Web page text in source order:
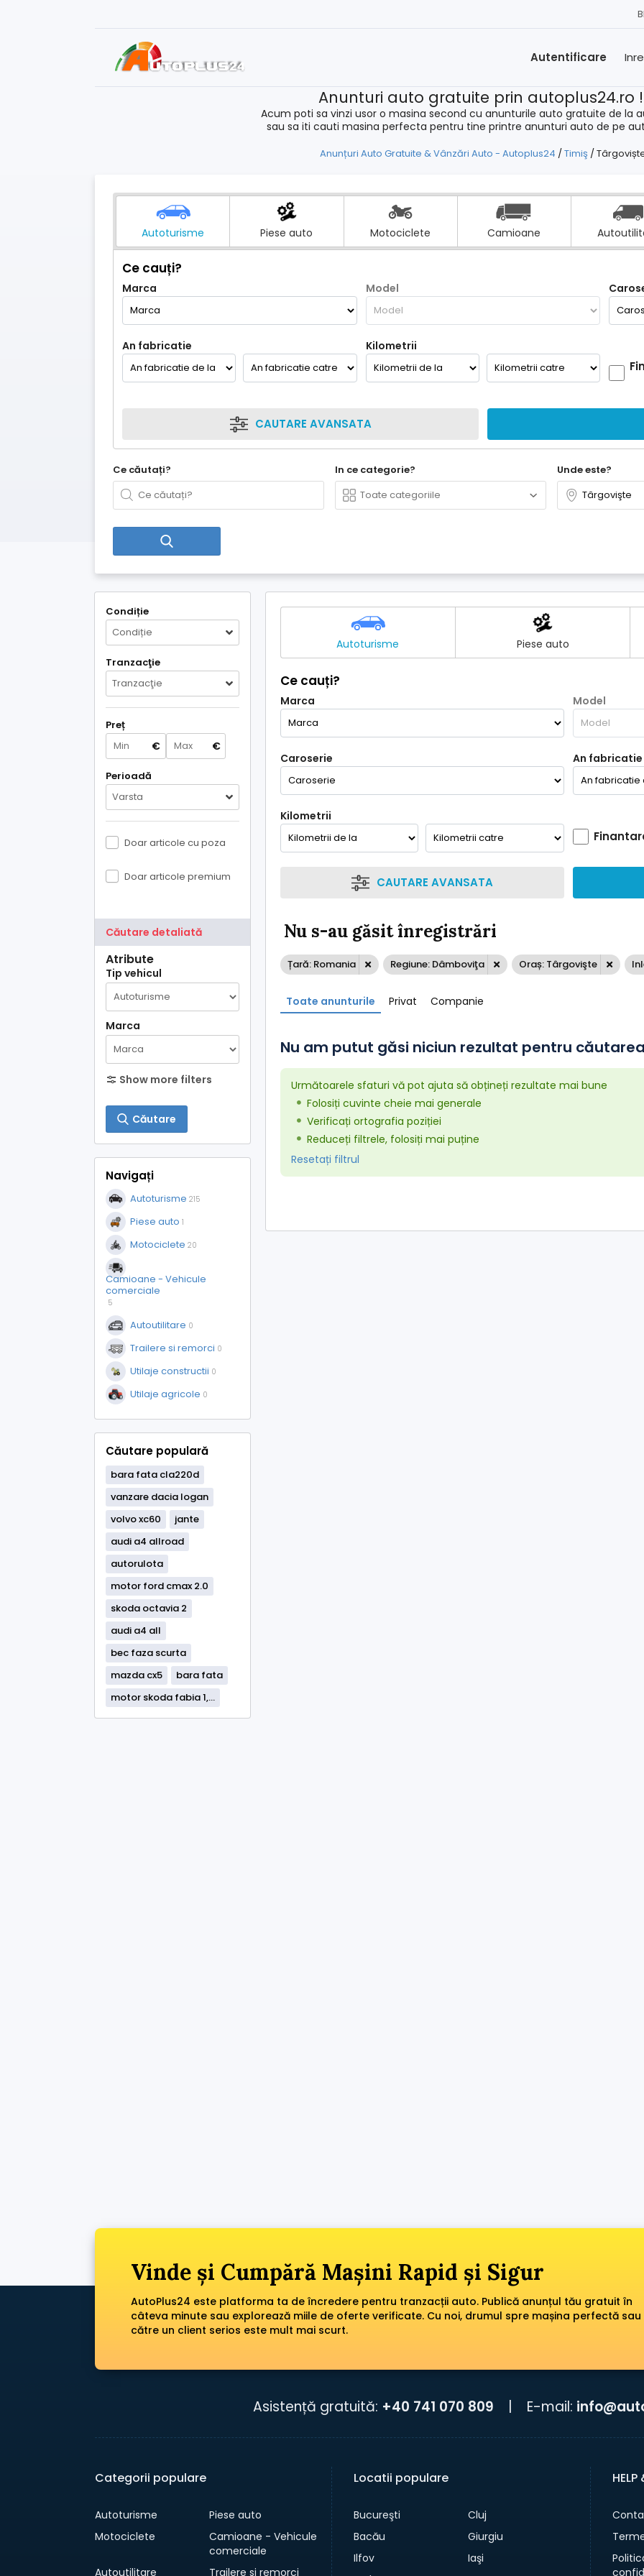
Autentificare
Anunturi auto gratuite prin autoplus24.ro !
Acum poti sa vinzi usor o masina second cu anunturile auto gratuite de la
sau sa iti cauti masina perfecta pentru tine printre anunturi auto de pe
Anunțuri Auto Gratuite & Vânzări Auto - Autoplus24 /Timiş /
Autoturisme Piese auto Motociclete Camioane
Ce cauți?
Marca Model
An fabricatie Kilometrii
CAUTARE AVANSATA
Ce căutați? In ce categorie? Unde este?
Condiție
Condiție
Tranzacţie
Tranzacţie
Preț
€ €
Perioadă
Varsta
Doar articole cu poza
Doar articole premium
Căutare detaliată
Atribute
Tip vehicul
Marca
Show more filters
Căutare
Navigați
Autoturisme 215
Piese auto 1
Motociclete 20
Camioane - Vehicule
comerciale
5
Autoutilitare 0
Trailere si remorci 0
Utilaje constructii 0
Utilaje agricole 0
Căutare populară
bara fata cla220d
vanzare dacia logan
volvo xc60
jante
audi a4 allroad
autorulota
motor ford cmax 2.0
skoda octavia 2
audi a4 all
bec faza scurta
mazda cx5
bara fata
motor skoda fabia 1,...
Autoturisme Piese auto
Ce cauți?
Marca Model
Caroserie An fabricatie
Kilometrii
CAUTARE AVANSATA
Nu s-au găsit înregistrări
Țară: Romania Regiune: Dâmboviţa Oraș: Târgovişte
Toate anunturile Privat Companie
Nu am putut găsi niciun rezultat pentru
Următoarele sfaturi vă pot ajuta să obțineți rezultate mai bune
Folosiți cuvinte cheie mai generale
Verificați ortografia poziției
Reduceți filtrele, folosiți mai puține
Resetați filtrul
Vinde și Cumpără Mașini Rapid și Sigur
AutoPlus24 este platforma ta de încredere pentru tranzacții auto. Publică anunțul tău gratuit în
câteva minute sau explorează miile de oferte verificate. Cu noi, drumul spre mașina perfectă sau
către un client serios este mult mai scurt.
Asistență gratuită: +40 741 070 809 E-mail:
Categorii populare
Autoturisme
Piese auto
Motociclete
Camioane - Vehicule
comerciale
Autoutilitare
Trailere si remorci
Locatii populare
Bucureşti
Cluj
Bacău
Giurgiu
Ilfov
Iaşi
HELP